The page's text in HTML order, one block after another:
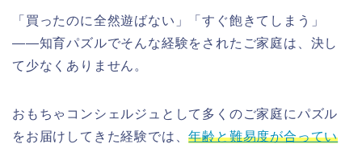
「買ったのに全然遊ばない」「すぐ飽きてしまう」
——知育パズルでそんな経験をされたご家庭は、決し
て少なくありません。
おもちゃコンシェルジュとして多くのご家庭にパズル
をお届けしてきた経験では、年齢と難易度が合ってい